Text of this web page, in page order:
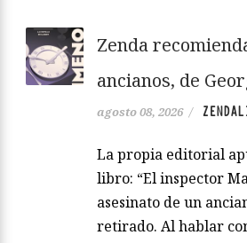
Zenda
ancianos, de
agosto 08, 2026 /
La propia editorial
libro: “El inspector
asesinato de un
retirado. Al hablar